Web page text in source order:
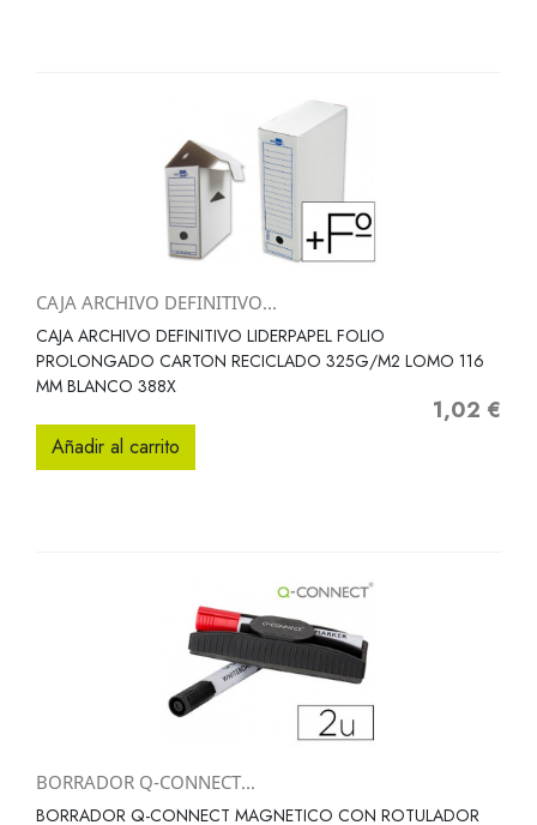
CAJA ARCHIVO DEFINITIVO...
CAJA ARCHIVO DEFINITIVO LIDERPAPEL FOLIO
PROLONGADO CARTON RECICLADO 325G/M2 LOMO 116
MM BLANCO 388X
Precio
1,02 €
Añadir al carrito
BORRADOR Q-CONNECT...
BORRADOR Q-CONNECT MAGNETICO CON ROTULADOR